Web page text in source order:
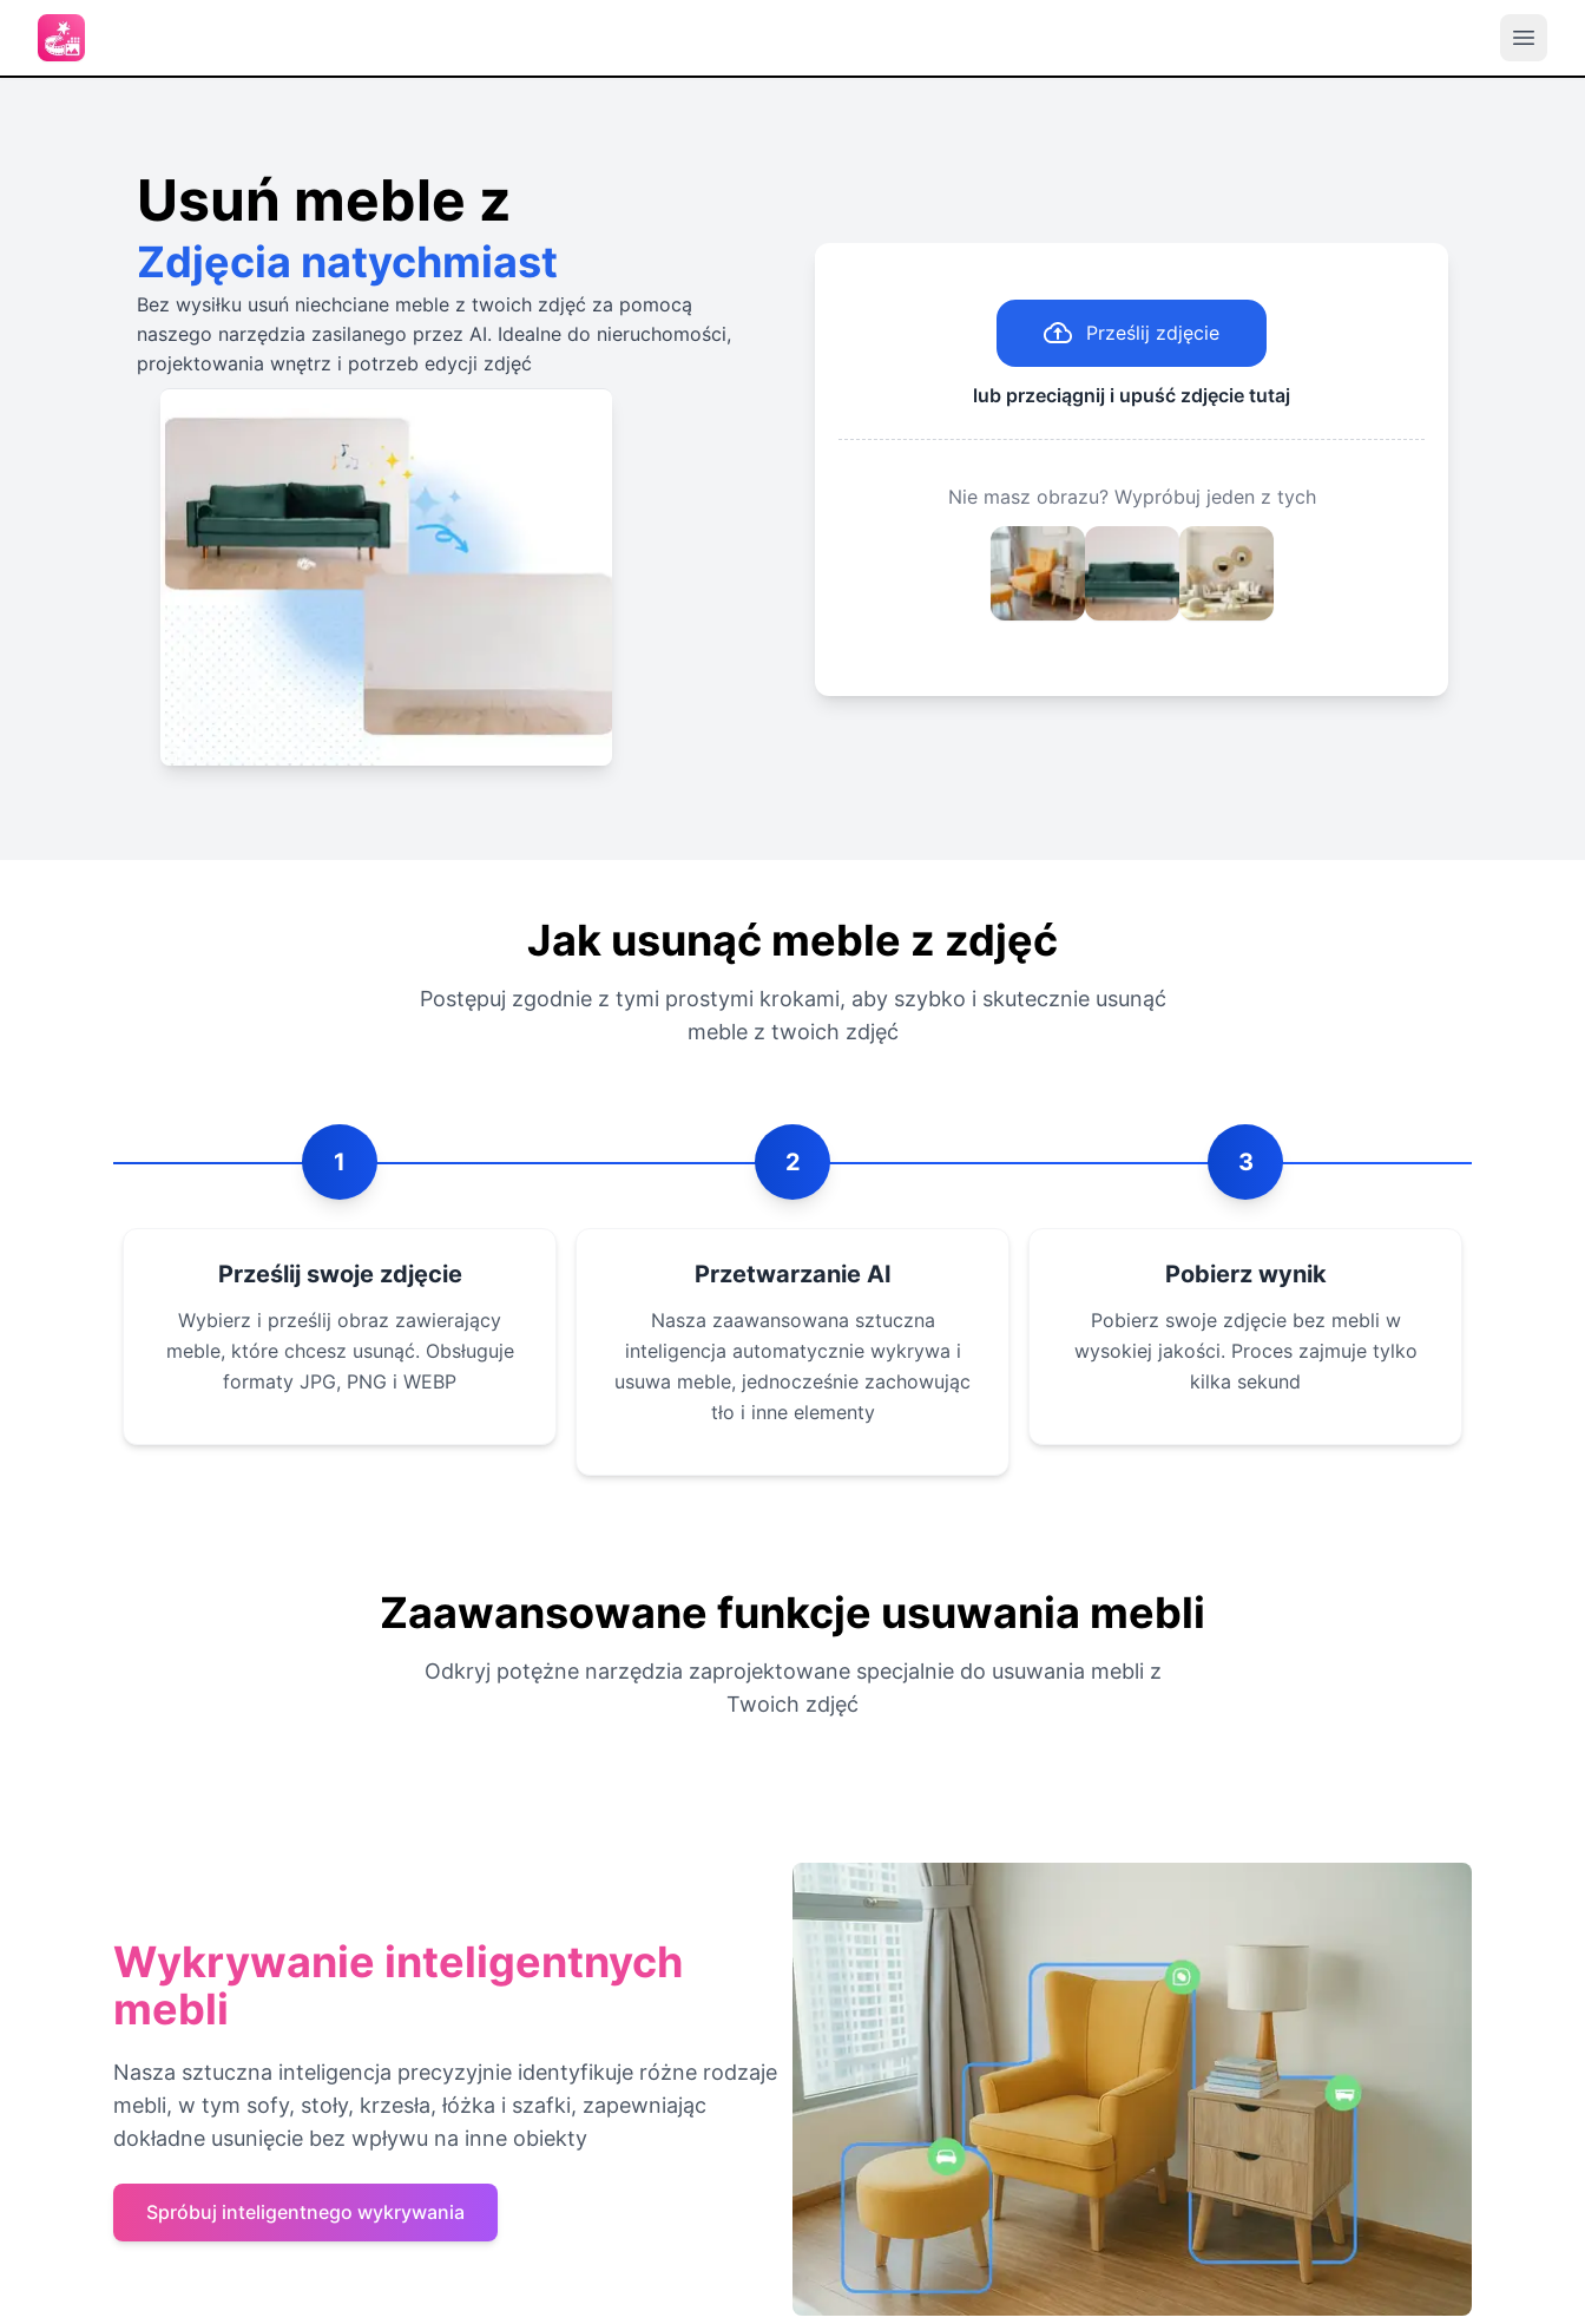
Usuń meble z
Zdjęcia natychmiast
Bez wysiłku usuń niechciane meble z twoich zdjęć za pomocą
naszego narzędzia zasilanego przez AI. Idealne do nieruchomości,
projektowania wnętrz i potrzeb edycji zdjęć
Prześlij zdjęcie
lub przeciągnij i upuść zdjęcie tutaj
Nie masz obrazu? Wypróbuj jeden z tych
Jak usunąć meble z zdjęć
Postępuj zgodnie z tymi prostymi krokami, aby szybko i skutecznie usunąć
meble z twoich zdjęć
1
Prześlij swoje zdjęcie
Wybierz i prześlij obraz zawierający
meble, które chcesz usunąć. Obsługuje
formaty JPG, PNG i WEBP
2
Przetwarzanie AI
Nasza zaawansowana sztuczna
inteligencja automatycznie wykrywa i
usuwa meble, jednocześnie zachowując
tło i inne elementy
3
Pobierz wynik
Pobierz swoje zdjęcie bez mebli w
wysokiej jakości. Proces zajmuje tylko
kilka sekund
Zaawansowane funkcje usuwania mebli
Odkryj potężne narzędzia zaprojektowane specjalnie do usuwania mebli z
Twoich zdjęć
Wykrywanie inteligentnych
mebli
Nasza sztuczna inteligencja precyzyjnie identyfikuje różne rodzaje
mebli, w tym sofy, stoły, krzesła, łóżka i szafki, zapewniając
dokładne usunięcie bez wpływu na inne obiekty
Spróbuj inteligentnego wykrywania